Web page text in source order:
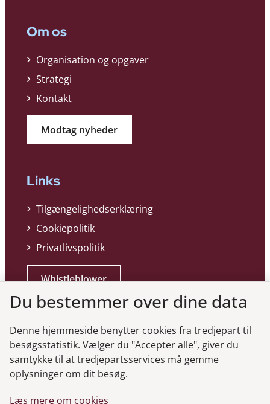
Om os
Organisation og opgaver
Strategi
Kontakt
Modtag nyheder
Links
Tilgængelighedserklæring
Cookiepolitik
Privatlivspolitik
Whistleblower
Genveje
Du bestemmer over dine data
Denne hjemmeside benytter cookies fra tredjepart til
besøgsstatistik. Vælger du "Accepter alle", giver du
samtykke til at tredjepartsservices må gemme
oplysninger om dit besøg.
Læs mere om cookies